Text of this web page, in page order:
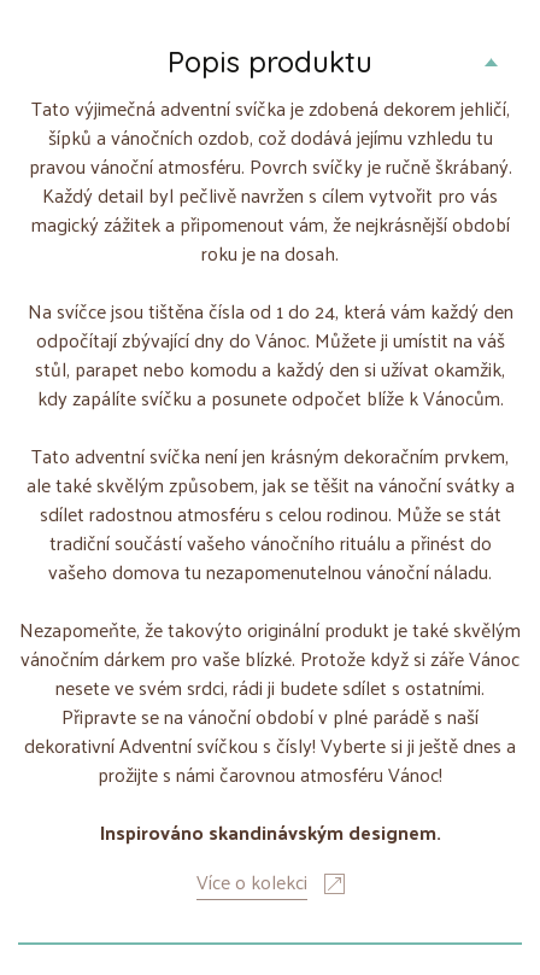
Popis produktu
Tato výjimečná adventní svíčka je zdobená dekorem jehličí,
šípků a vánočních ozdob, což dodává jejímu vzhledu tu
pravou vánoční atmosféru. Povrch svíčky je ručně škrábaný.
Každý detail byl pečlivě navržen s cílem vytvořit pro vás
magický zážitek a připomenout vám, že nejkrásnější období
roku je na dosah.
Na svíčce jsou tištěna čísla od 1 do 24, která vám každý den
odpočítají zbývající dny do Vánoc. Můžete ji umístit na váš
stůl, parapet nebo komodu a každý den si užívat okamžik,
kdy zapálíte svíčku a posunete odpočet blíže k Vánocům.
Tato adventní svíčka není jen krásným dekoračním prvkem,
ale také skvělým způsobem, jak se těšit na vánoční svátky a
sdílet radostnou atmosféru s celou rodinou. Může se stát
tradiční součástí vašeho vánočního rituálu a přinést do
vašeho domova tu nezapomenutelnou vánoční náladu.
Nezapomeňte, že takovýto originální produkt je také skvělým
vánočním dárkem pro vaše blízké. Protože když si záře Vánoc
nesete ve svém srdci, rádi ji budete sdílet s ostatními.
Připravte se na vánoční období v plné parádě s naší
dekorativní Adventní svíčkou s čísly! Vyberte si ji ještě dnes a
prožijte s námi čarovnou atmosféru Vánoc!
Inspirováno skandinávským designem.
Více o kolekci